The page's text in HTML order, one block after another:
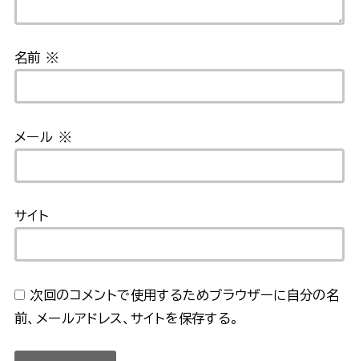
名前 ※
メール ※
サイト
次回のコメントで使用するためブラウザーに自分の名
前、メールアドレス、サイトを保存する。